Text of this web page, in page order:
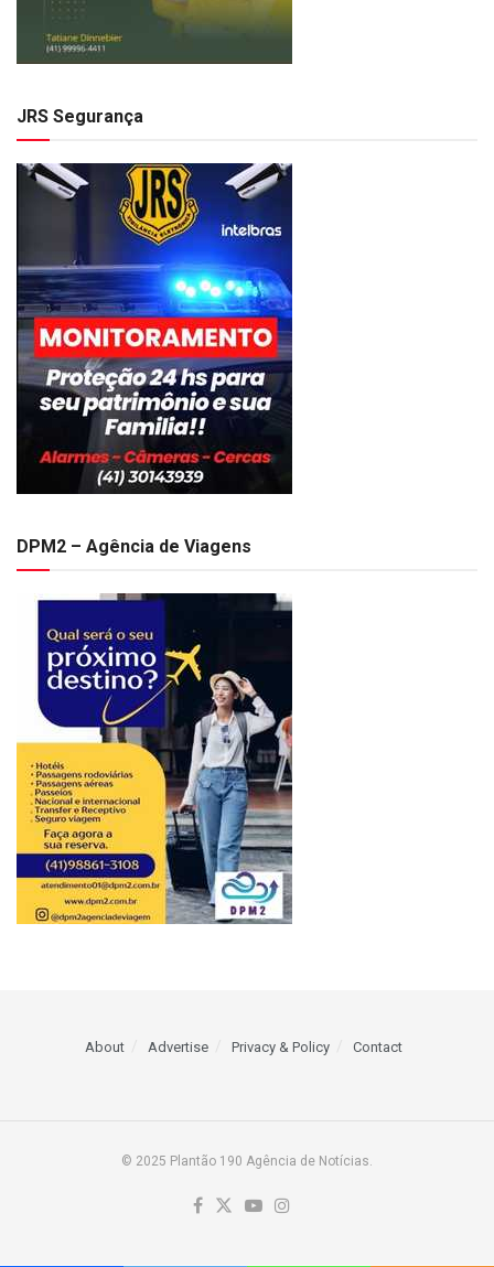
JRS Segurança
DPM2 – Agência de Viagens
About Advertise Privacy & Policy Contact
© 2025 Plantão 190 Agência de Notícias.